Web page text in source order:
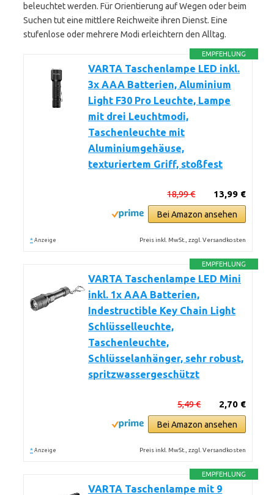
beleuchtet werden. Für Orientierung auf Wegen oder beim
Suchen tut eine mittlere Reichweite ihren Dienst. Eine
stufenlose oder mehrere Modi erleichtern den Alltag.
EMPFEHLUNG
VARTA Taschenlampe LED inkl.
3x AAA Batterien, Aluminium
Light F30 Pro Leuchte, Lampe
mit drei Leuchtmodi,
Taschenleuchte mit
Aluminiumgehäuse,
texturiertem Griff, stoßfest
13,99 €
18,99 €
Bei Amazon ansehen
* Anzeige Preis inkl. MwSt., zzgl. Versandkosten
EMPFEHLUNG
VARTA Taschenlampe LED Mini
inkl. 1x AAA Batterien,
Indestructible Key Chain Light
Schlüsselleuchte,
Taschenleuchte,
Schlüsselanhänger, sehr robust,
spritzwassergeschützt
2,70 €
5,49 €
Bei Amazon ansehen
* Anzeige Preis inkl. MwSt., zzgl. Versandkosten
EMPFEHLUNG
VARTA Taschenlampe mit 9